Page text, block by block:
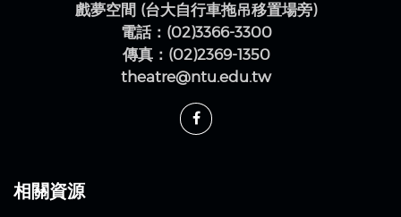
戲夢空間 (台大自行車拖吊移置場旁)
電話：(02)3366-3300
傳真：(02)2369-1350
theatre@ntu.edu.tw
相關資源